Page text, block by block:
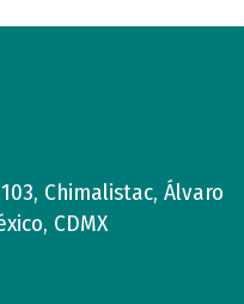
Chimalistac, Álvaro
CDMX